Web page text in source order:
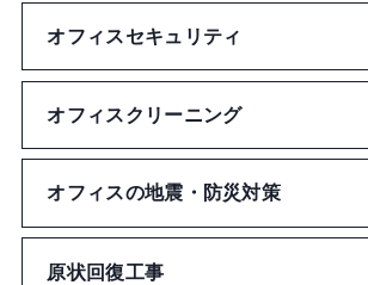
メガネ拭き
キッチン用品
インテリア
オフィスセキュリティ
オフィスクリーニング
オフィスの地震・防災対策
原状回復工事